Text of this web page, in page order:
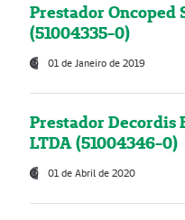
Prestador Oncoped
(51004335-0)
01 de Janeiro de 2019
Prestador Decordis
LTDA (51004346-0)
01 de Abril de 2020